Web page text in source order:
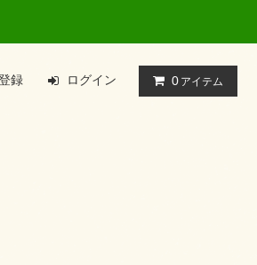
録 ログイン 0 アイテム